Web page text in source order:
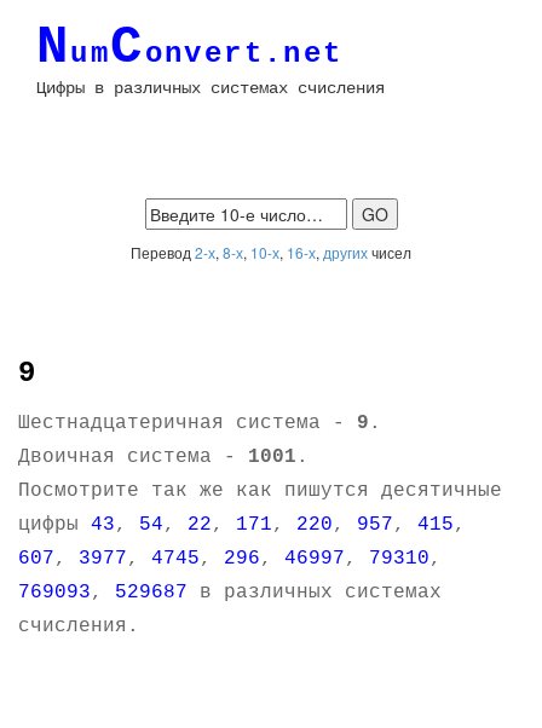
NumConvert.net
Цифры в различных системах счисления
Перевод 2-х, 8-х, 10-х, 16-х, другихчисел
9
Шестнадцатеричная система - 9 .
Двоичная система - 1001 .
Посмотрите так же как пишутся десятичные
цифры 43, 54, 22, 171, 220, 957, 415,
607, 3977, 4745, 296, 46997, 79310,
769093, 529687 в различных системах
счисления.